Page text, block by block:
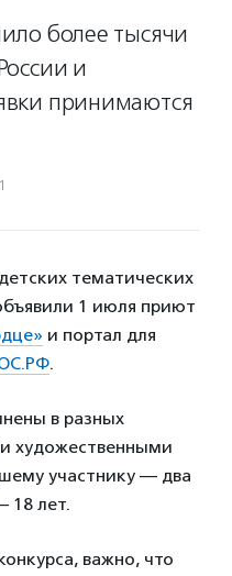
более тысячи
и
принимаются
тематических
1 июля приют
и портал для
.
в разных
художественными
участнику — два
18 лет.
важно, что